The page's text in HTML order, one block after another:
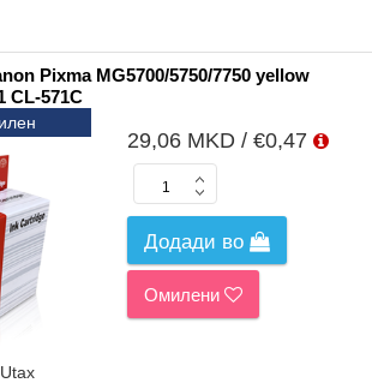
Pixma MG5700/5750/7750 yellow
CL-571C
29,06 MKD / €0,47
Додади во
Омилени
Utax